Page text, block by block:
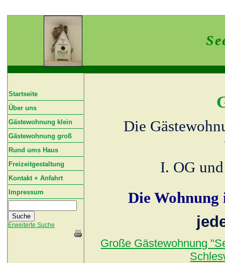
Startseite
Über uns
Gästewohnung klein
Gästewohnung groß
Rund ums Haus
Freizeitgestaltung
Kontakt + Anfahrt
Impressum
Erweiterte Suche
Die
I. OG
Die
Große Gästewohnung